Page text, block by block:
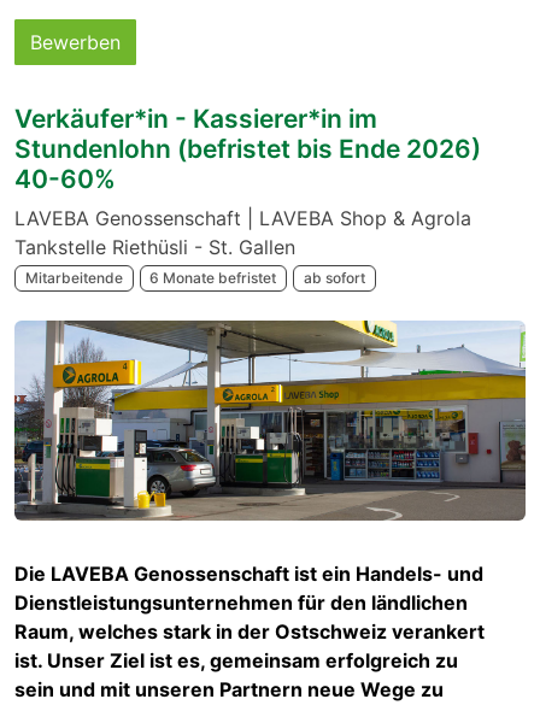
Bewerben
Verkäufer*in - Kassierer*in im
Stundenlohn (befristet bis Ende 2026)
40-60%
LAVEBA Genossenschaft | LAVEBA Shop & Agrola
Tankstelle Riethüsli - St. Gallen
Mitarbeitende 6 Monate befristet ab sofort
Die LAVEBA Genossenschaft ist ein Handels- und
Dienstleistungsunternehmen für den ländlichen
Raum, welches stark in der Ostschweiz verankert
ist. Unser Ziel ist es, gemeinsam erfolgreich zu
sein und mit unseren Partnern neue Wege zu